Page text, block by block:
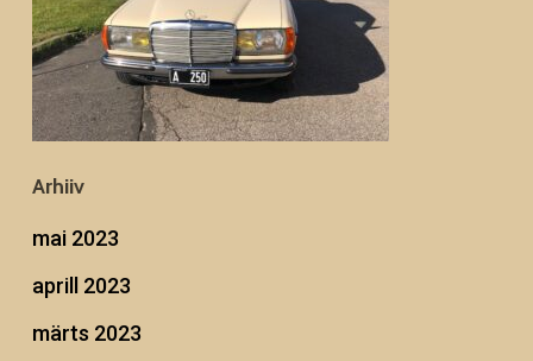
Arhiiv
mai 2023
aprill 2023
märts 2023